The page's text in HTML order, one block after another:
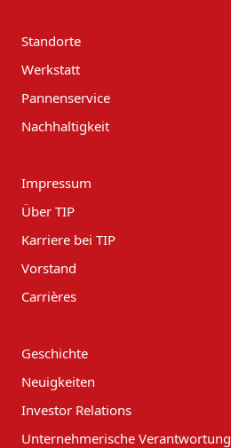
Standorte
Werkstatt
Pannenservice
Nachhaltigkeit
Impressum
Über TIP
Karriere bei TIP
Vorstand
Carrières
Geschichte
Neuigkeiten
Investor Relations
Unternehmerische Verantwortung